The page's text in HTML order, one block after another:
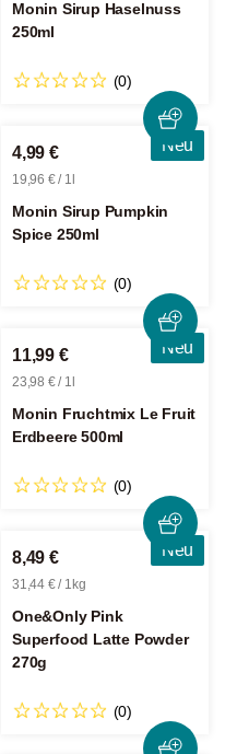
Monin Sirup Haselnuss
250ml
(0)
Neu
4,99 €
19,96 € / 1l
Monin Sirup Pumpkin
Spice 250ml
(0)
Neu
11,99 €
23,98 € / 1l
Monin Fruchtmix Le Fruit
Erdbeere 500ml
(0)
Neu
8,49 €
31,44 € / 1kg
One&Only Pink
Superfood Latte Powder
270g
(0)